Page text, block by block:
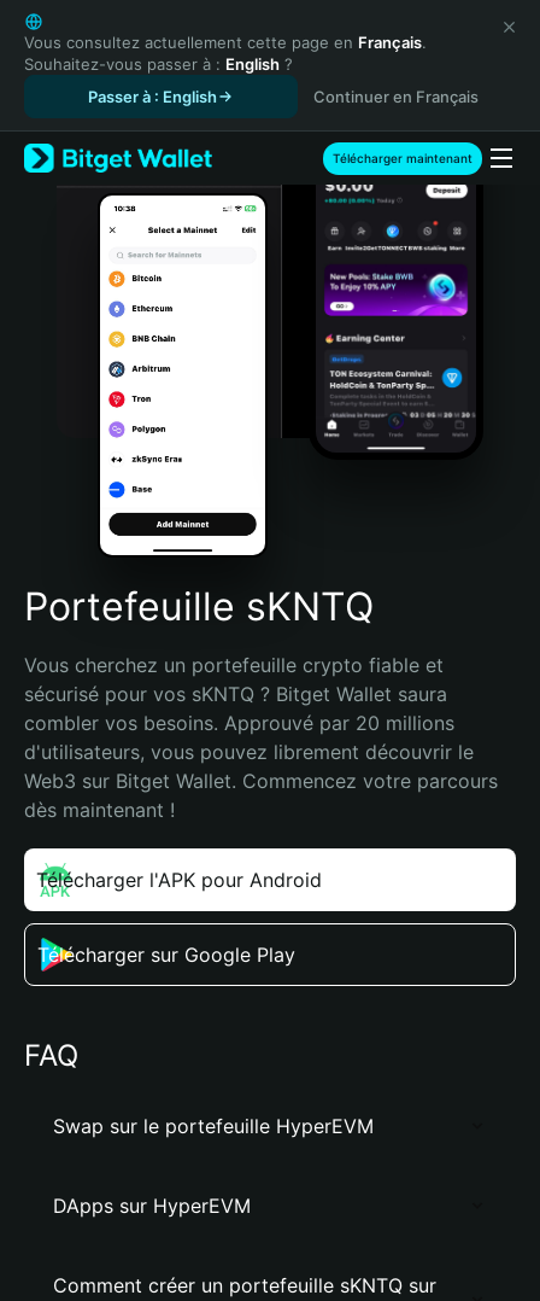
English
日本語
Tiếng Việt
Español (Latinoamérica)
Türkçe
Italiano
Português (Portugal)
Bahasa Indonesia
Português (Brasil)
Español (Argentina)
Vous consultez actuellement cette page en Français.
Souhaitez-vous passer à : English ?
Passer à : English
Continuer en Français
Télécharger maintenant
Portefeuille sKNTQ
Vous cherchez un portefeuille crypto fiable et
sécurisé pour vos sKNTQ ? Bitget Wallet saura
combler vos besoins. Approuvé par 20 millions
d'utilisateurs, vous pouvez librement découvrir le
Web3 sur Bitget Wallet. Commencez votre parcours
dès maintenant !
Télécharger l'APK pour Android
Télécharger sur Google Play
FAQ
Swap sur le portefeuille HyperEVM
DApps sur HyperEVM
Comment créer un portefeuille sKNTQ sur